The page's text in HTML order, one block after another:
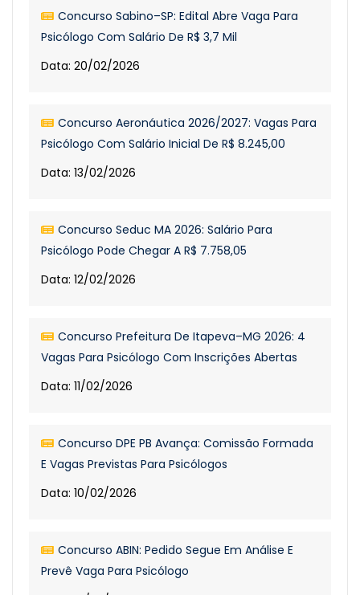
Concurso Sabino–SP: Edital Abre Vaga Para
Psicólogo Com Salário De R$ 3,7 Mil
Data: 20/02/2026
Concurso Aeronáutica 2026/2027: Vagas Para
Psicólogo Com Salário Inicial De R$ 8.245,00
Data: 13/02/2026
Concurso Seduc MA 2026: Salário Para
Psicólogo Pode Chegar A R$ 7.758,05
Data: 12/02/2026
Concurso Prefeitura De Itapeva–MG 2026: 4
Vagas Para Psicólogo Com Inscrições Abertas
Data: 11/02/2026
Concurso DPE PB Avança: Comissão Formada
E Vagas Previstas Para Psicólogos
Data: 10/02/2026
Concurso ABIN: Pedido Segue Em Análise E
Prevê Vaga Para Psicólogo